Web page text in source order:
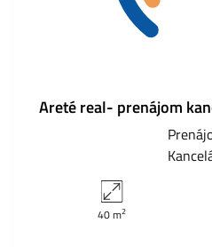
Areté real- prenájom
40 m2